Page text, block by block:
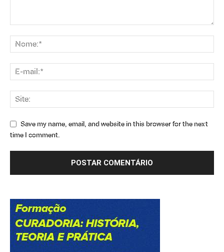
Save my name, email, and website in this browser for the next
time I comment.